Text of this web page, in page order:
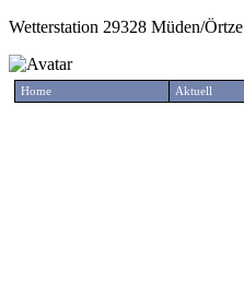
Wetterstation 29328 Müden/
Home Aktuell